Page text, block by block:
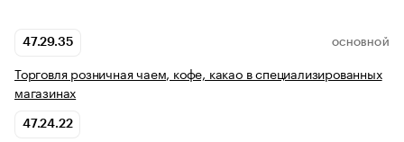
47.29.35 ОСНОВНОЙ
Торговля розничная чаем, кофе, какао в специализированных
магазинах
47.24.22